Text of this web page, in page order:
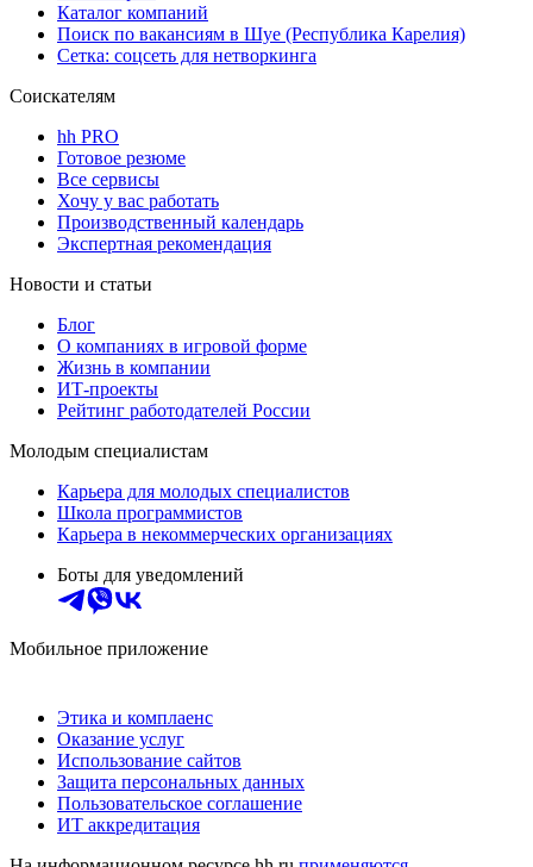
Каталог компаний
Поиск по вакансиям в Шуе (Республика Карелия)
Сетка: соцсеть для нетворкинга
Соискателям
hh PRO
Готовое резюме
Все сервисы
Хочу у вас работать
Производственный календарь
Экспертная рекомендация
Новости и статьи
Блог
О компаниях в игровой форме
Жизнь в компании
ИТ-проекты
Рейтинг работодателей России
Молодым специалистам
Карьера для молодых специалистов
Школа программистов
Карьера в некоммерческих организациях
Боты для уведомлений
Мобильное приложение
Этика и комплаенс
Оказание услуг
Использование сайтов
Защита персональных данных
Пользовательское соглашение
ИТ аккредитация